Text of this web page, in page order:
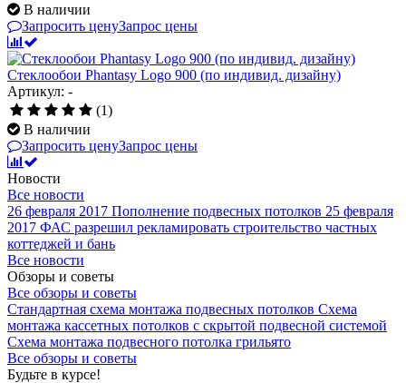
В наличии
Запросить ценуЗапрос цены
Стеклообои Phantasy Logo 900 (по индивид. дизайну)
Артикул: -
(1)
В наличии
Запросить ценуЗапрос цены
Новости
Все новости
26 февраля 2017 Пополнение подвесных потолков 25 февраля
2017 ФАС разрешил рекламировать строительство частных
коттеджей и бань
Все новости
Обзоры и советы
Все обзоры и советы
Стандартная схема монтажа подвесных потолков Схема
монтажа кассетных потолков с скрытой подвесной системой
Схема монтажа подвесного потолка грильято
Все обзоры и советы
Будьте в курсе!